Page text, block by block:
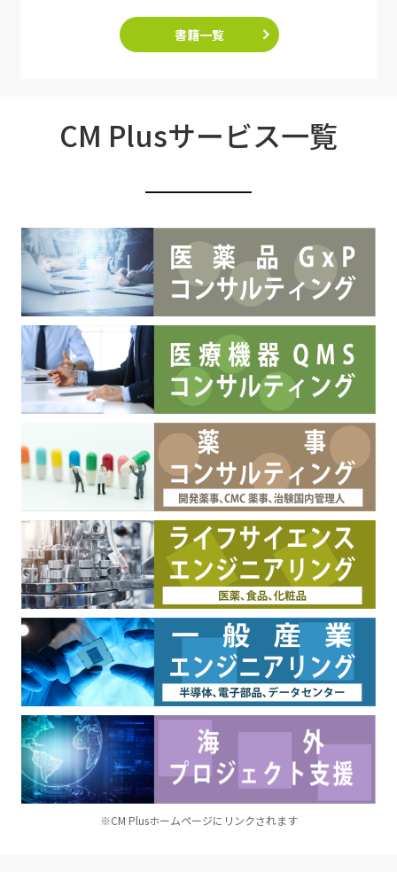
書籍一覧
CM Plusサービス一覧
※CM Plusホームページにリンクされます